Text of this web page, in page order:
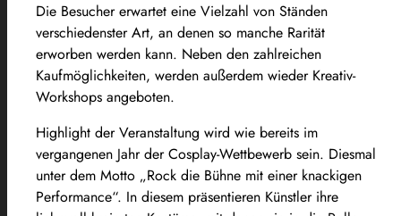
Die Besucher erwartet eine Vielzahl von Ständen
verschiedenster Art, an denen so manche Rarität
erworben werden kann. Neben den zahlreichen
Kaufmöglichkeiten, werden außerdem wieder Kreativ-
Workshops angeboten.
Highlight der Veranstaltung wird wie bereits im
vergangenen Jahr der Cosplay-Wettbewerb sein. Diesmal
unter dem Motto „Rock die Bühne mit einer knackigen
Performance“. In diesem präsentieren Künstler ihre